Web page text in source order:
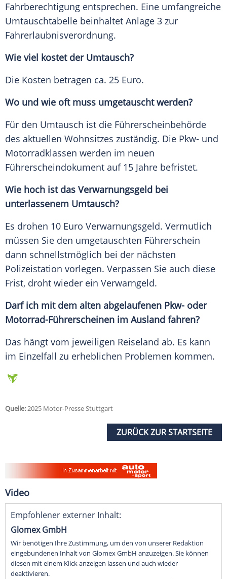
Fahrberechtigung entsprechen. Eine umfangreiche
Umtauschtabelle beinhaltet Anlage 3 zur
Fahrerlaubnisverordnung.
Wie viel kostet der Umtausch?
Die Kosten betragen ca. 25 Euro.
Wo und wie oft muss umgetauscht werden?
Für den Umtausch ist die Führerscheinbehörde
des aktuellen Wohnsitzes zuständig. Die Pkw- und
Motorradklassen werden im neuen
Führerscheindokument auf 15 Jahre befristet.
Wie hoch ist das Verwarnungsgeld bei
unterlassenem Umtausch?
Es drohen 10 Euro Verwarnungsgeld. Vermutlich
müssen Sie den umgetauschten Führerschein
dann schnellstmöglich bei der nächsten
Polizeistation vorlegen. Verpassen Sie auch diese
Frist, droht wieder ein Verwarngeld.
Darf ich mit dem alten abgelaufenen Pkw- oder
Motorrad-Führerscheinen im Ausland fahren?
Das hängt vom jeweiligen Reiseland ab. Es kann
im Einzelfall zu erheblichen Problemen kommen.
Quelle:2025 Motor-Presse Stuttgart
ZURÜCK ZUR STARTSEITE
Video
Empfohlener externer Inhalt:
Glomex GmbH
Wir benötigen Ihre Zustimmung, um den von unserer Redaktion
eingebundenen Inhalt von Glomex GmbH anzuzeigen. Sie können
diesen mit einem Klick anzeigen lassen und auch wieder
deaktivieren.